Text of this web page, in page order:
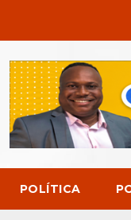
POLÍTICA